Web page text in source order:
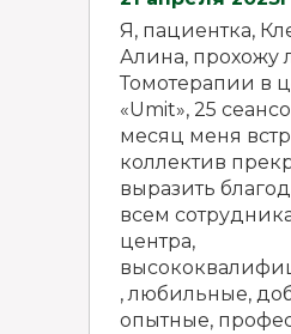
Я, пациентка,
Алина, прохожу
Томотерапии в
«Umit», 25
месяц меня
коллектив
выразить
всем
центра,
, любильные,
опытные,